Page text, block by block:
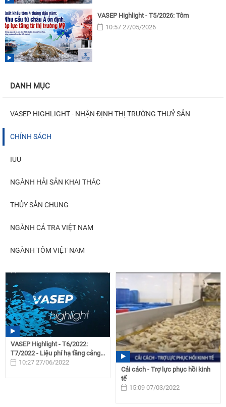
VASEP Highlight - T5/2026: Tôm
10:57 27/05/2026
DANH MỤC
VASEP HIGHLIGHT - NHẬN ĐỊNH THỊ TRƯỜNG THUỶ SẢN
CHÍNH SÁCH
IUU
NGÀNH HẢI SẢN KHAI THÁC
THỦY SẢN CHUNG
NGÀNH CÁ TRA VIỆT NAM
NGÀNH TÔM VIỆT NAM
VASEP Highlight - T6/2022:
T7/2022 - Liệu phí hạ tầng cảng...
10:27 27/06/2022
Cải cách - Trợ lực phục hồi kinh
tế
15:09 07/03/2022